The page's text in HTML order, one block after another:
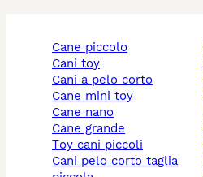
cane piccolo
cani toy
cani a pelo corto
cane mini toy
cane nano
cane grande
toy cani piccoli
cani pelo corto taglia